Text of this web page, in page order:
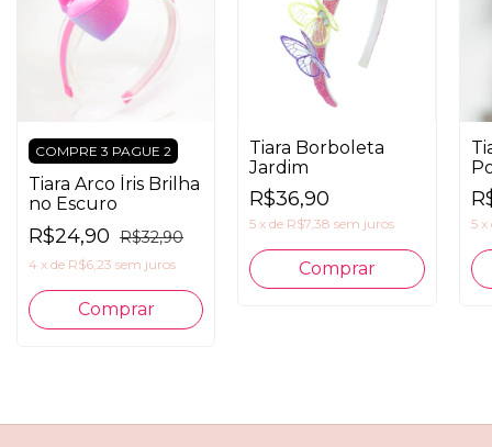
COMPRE 3 PAGUE 2
Tiara Arco Íris Brilha
no Escuro
R$24,90 R$32,90
4 x de R$6,23 sem juros
Tiara Borboleta
Jardim
R$36,90
5 xde R$7,38 sem juros 5 x